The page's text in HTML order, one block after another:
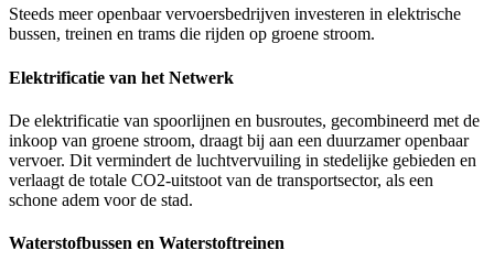
Steeds meer openbaar vervoersbedrijven investeren in elektrische
bussen, treinen en trams die rijden op groene stroom.
Elektrificatie van het Netwerk
De elektrificatie van spoorlijnen en busroutes, gecombineerd met de
inkoop van groene stroom, draagt bij aan een duurzamer openbaar
vervoer. Dit vermindert de luchtvervuiling in stedelijke gebieden en
verlaagt de totale CO2-uitstoot van de transportsector, als een
schone adem voor de stad.
Waterstofbussen en Waterstoftreinen